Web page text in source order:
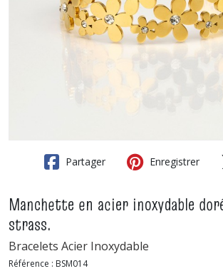
Partager Enregistrer
Manchette en acier inoxydable
strass.
Bracelets Acier Inoxydable
Référence : BSM014